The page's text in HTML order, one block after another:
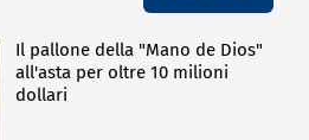
Il pallone della "Mano de Dios"
all'asta per oltre 10 milioni
dollari